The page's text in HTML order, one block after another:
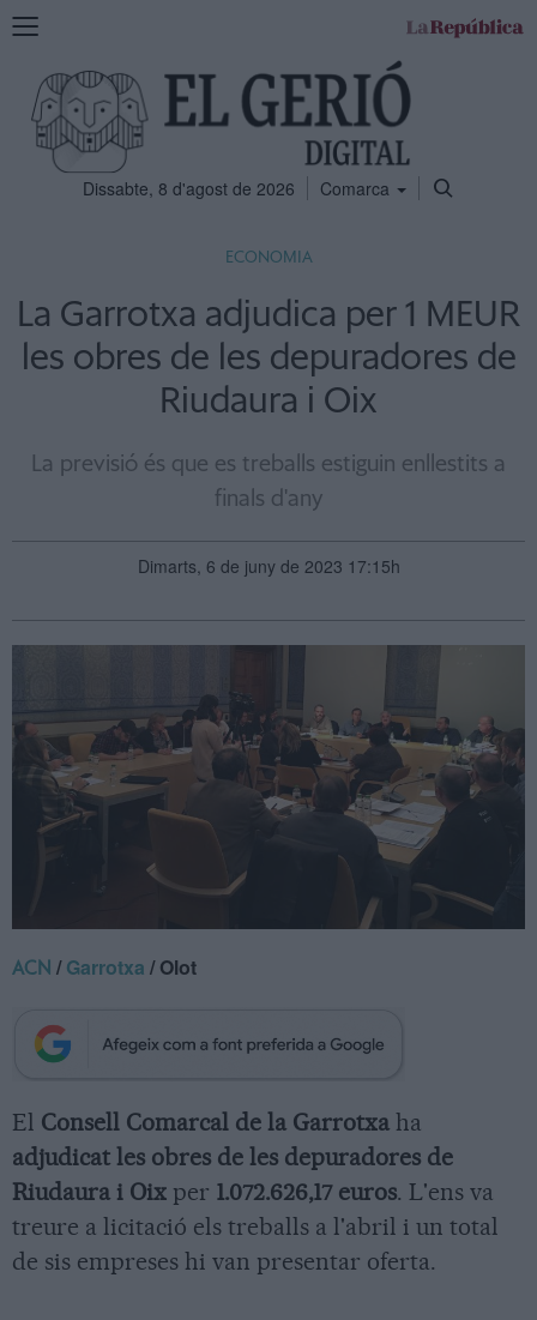
Mostra
navegació
Dissabte, 8 d'agost de 2026 Comarca
ECONOMIA
La Garrotxa adjudica per 1 MEUR
les obres de les depuradores de
Riudaura i Oix
La previsió és que es treballs estiguin enllestits a
finals d'any
Dimarts, 6 de juny de 2023 17:15h
ACN /Garrotxa / Olot
El Consell Comarcal de la Garrotxa ha
adjudicat les obres de les depuradores de
Riudaura i Oix per 1.072.626,17 euros. L'ens va
treure a licitació els treballs a l'abril i un total
de sis empreses hi van presentar oferta.